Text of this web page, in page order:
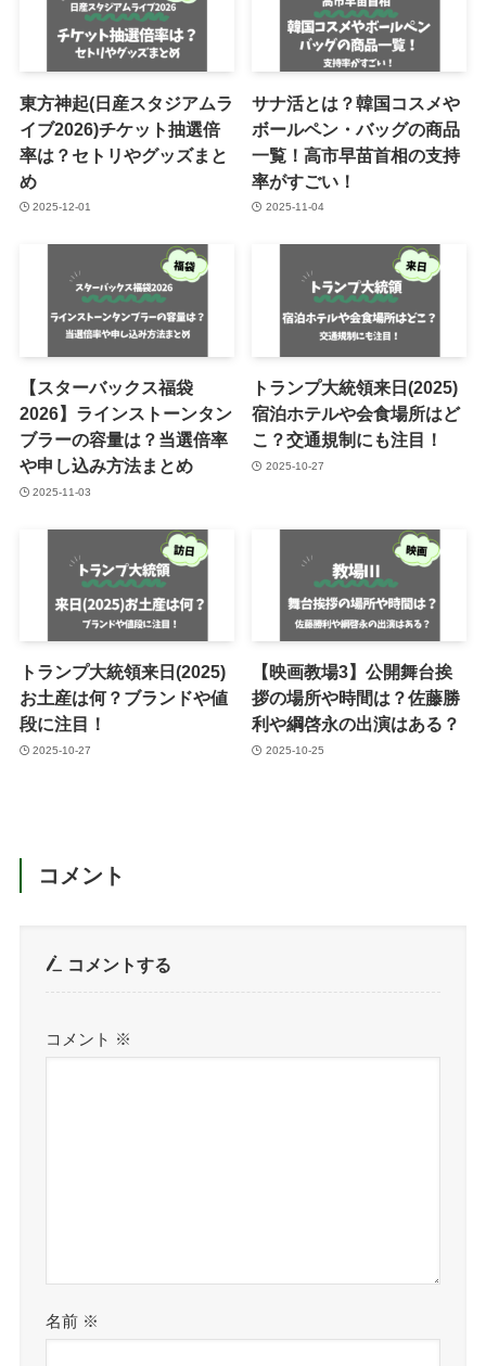
東方神起(日産スタジアムラ
イブ2026)チケット抽選倍
率は？セトリやグッズまと
め
2025-12-01
サナ活とは？韓国コスメや
ボールペン・バッグの商品
一覧！高市早苗首相の支持
率がすごい！
2025-11-04
【スターバックス福袋
2026】ラインストーンタン
ブラーの容量は？当選倍率
や申し込み方法まとめ
2025-11-03
トランプ大統領来日(2025)
宿泊ホテルや会食場所はど
こ？交通規制にも注目！
2025-10-27
トランプ大統領来日(2025)
お土産は何？ブランドや値
段に注目！
2025-10-27
【映画教場3】公開舞台挨
拶の場所や時間は？佐藤勝
利や綱啓永の出演はある？
2025-10-25
コメント
コメントする
コメント ※
名前 ※